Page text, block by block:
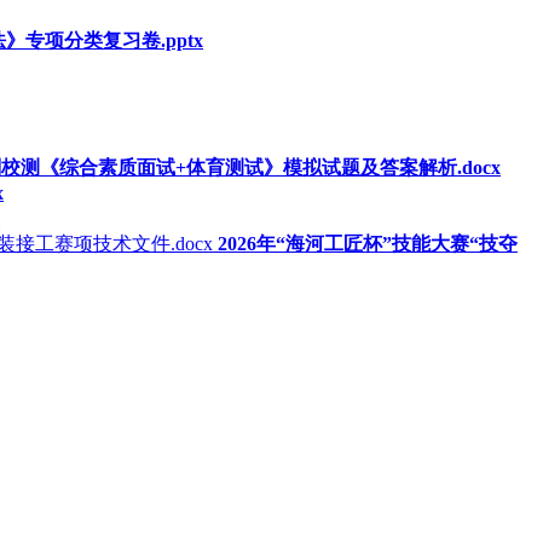
专项分类复习卷.pptx
测《综合素质面试+体育测试》模拟试题及答案解析.docx
2026年“海河工匠杯”技能大赛“技夺